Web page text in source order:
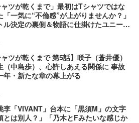
ャツが乾くまで」最初はTシャツではな
「一気に“不倫感”が上がりませんか？」
ル決定の裏側＆物語に仕掛けたユニーク
乾くまで 第5話】咲子（蒼井優）
（中島歩）、心許しあえる関係に 事故
年・新たな章の幕上がる
李「VIVANT」台本に「黒須M」の文字
とは別人？」「乃木とFみたいな感じか